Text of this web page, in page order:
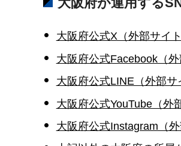
大阪府公式X（外部サイ
大阪府公式Facebook（外
大阪府公式LINE（外部サ
大阪府公式YouTube（外
大阪府公式Instagram（外